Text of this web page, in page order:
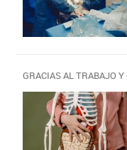
GRACIAS AL TRABAJO